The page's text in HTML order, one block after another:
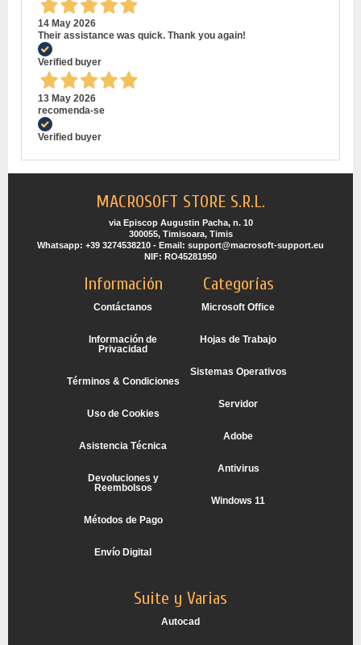
14 May 2026
Their assistance was quick. Thank you again!
Verified buyer
13 May 2026
recomenda-se
Verified buyer
MACROSOFT STORE S.R.L.
via Episcop Augustin Pacha, n. 10
300055, Timisoara, Timis
Whatsapp: +39 3274538210 - Email: support@macrosoft-support.eu
NIF: RO45281950
Información
Contáctanos
Información de
Privacidad
Términos & Condiciones
Uso de Cookies
Asistencia Técnica
Devoluciones y
Reembolsos
Métodos de Pago
Envío Digital
Categorías
Microsoft Office
Hojas de Trabajo
Sistemas Operativos
Servidor
Adobe
Antivirus
Windows 11
Suite y Varias
Autocad